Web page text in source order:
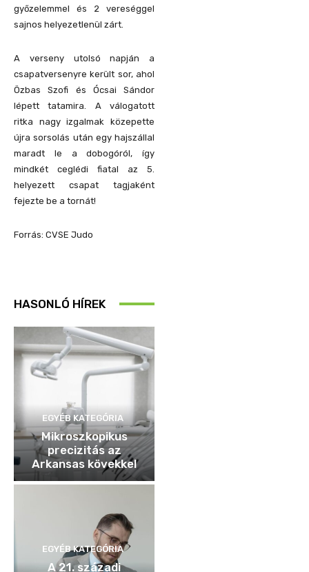
győzelemmel és 2 vereséggel
sajnos helyezetlenül zárt.
A verseny utolsó napján a
csapatversenyre került sor, ahol
Özbas Szofi és Ócsai Sándor
lépett tatamira. A válogatott
ritka nagy izgalmak közepette
újra sorsolás után egy hajszállal
maradt le a dobogóról, így
mindkét ceglédi fiatal az 5.
helyezett csapat tagjaként
fejezte be a tornát!
Forrás: CVSE Judo
HASONLÓ HÍREK
EGYÉB KATEGÓRIA
Mikroszkopikus
precizitás az
Arkansas kövekkel
EGYÉB KATEGÓRIA
A 21. századi